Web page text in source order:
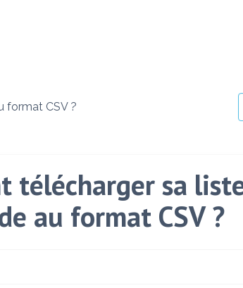
format CSV ?
télécharger sa
au format CSV ?